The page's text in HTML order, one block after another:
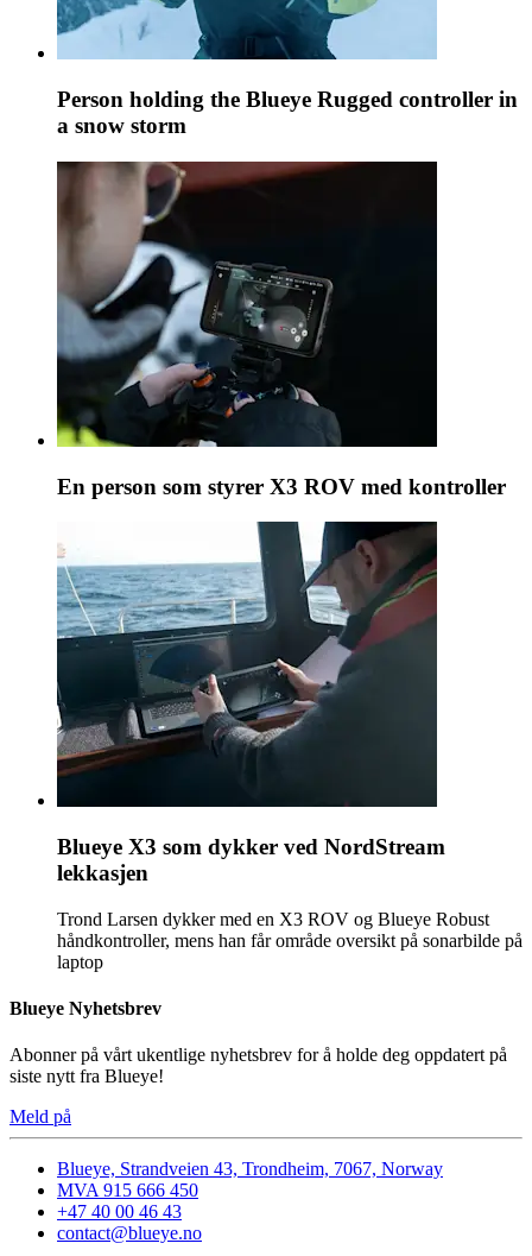
Person holding the Blueye Rugged controller in
a snow storm
En person som styrer X3 ROV med kontroller
Blueye X3 som dykker ved NordStream
lekkasjen
Trond Larsen dykker med en X3 ROV og Blueye Robust
håndkontroller, mens han får område oversikt på sonarbilde på
laptop
Blueye Nyhetsbrev
Abonner på vårt ukentlige nyhetsbrev for å holde deg oppdatert på
siste nytt fra Blueye!
Meld på
Blueye, Strandveien 43, Trondheim, 7067, Norway
MVA 915 666 450
+47 40 00 46 43
contact@blueye.no